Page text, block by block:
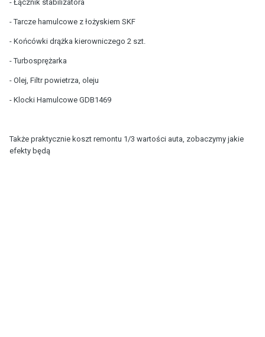
- Łącznik stabilizatora
- Tarcze hamulcowe z łożyskiem SKF
- Końcówki drążka kierowniczego 2 szt.
- Turbosprężarka
- Olej, Filtr powietrza, oleju
- Klocki Hamulcowe GDB1469
Także praktycznie koszt remontu 1/3 wartości auta, zobaczymy jakie
efekty będą